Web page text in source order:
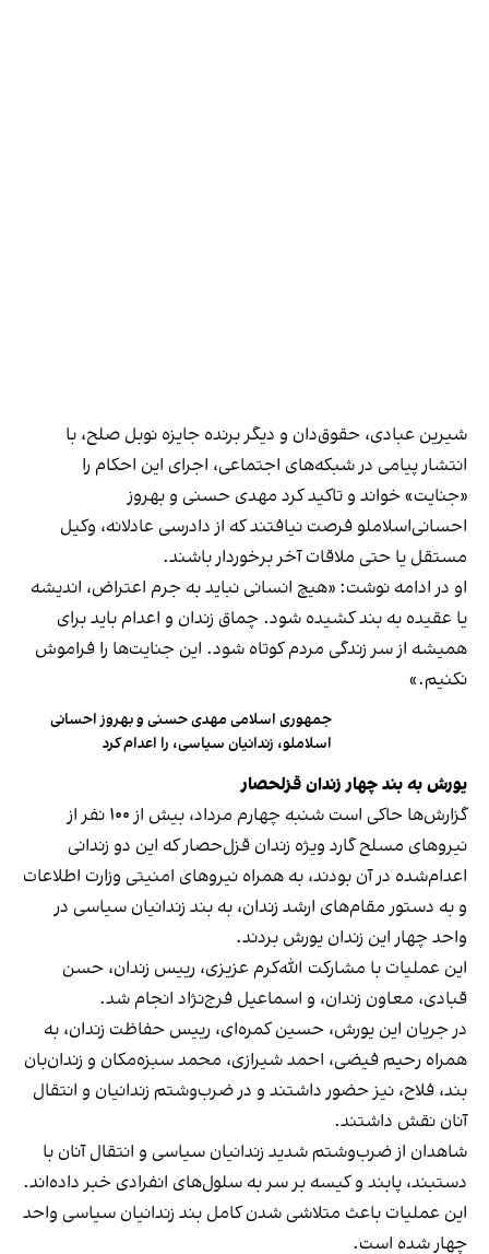
شیرین عبادی، حقوق‌دان و دیگر برنده جایزه نوبل صلح، با
انتشار پیامی در شبکه‌های اجتماعی، اجرای این احکام را
«جنایت» خواند و تاکید کرد مهدی حسنی و بهروز
احسانی‌اسلاملو فرصت نیافتند که از دادرسی عادلانه، وکیل
مستقل یا حتی ملاقات آخر برخوردار باشند.
او در ادامه نوشت: «هیچ انسانی نباید به جرم اعتراض، اندیشه
یا عقیده به بند کشیده شود. چماق زندان و اعدام باید برای
همیشه از سر زندگی مردم کوتاه شود. این جنایت‌ها را فراموش
نکنیم.»
جمهوری اسلامی مهدی حسنی و بهروز احسانی
اسلاملو، زندانیان سیاسی، را اعدام کرد
یورش به بند چهار زندان قزلحصار
گزارش‌ها حاکی است شنبه چهارم مرداد، بیش از ۱۰۰ نفر از
نیروهای مسلح گارد ویژه زندان قزل‌حصار که این دو زندانی
اعدام‌شده در آن بودند، به همراه نیروهای امنیتی وزارت اطلاعات
و به دستور مقام‌های ارشد زندان، به بند زندانیان سیاسی در
واحد چهار این زندان یورش بردند.
این عملیات با مشارکت الله‌کرم عزیزی، رییس زندان، حسن
قبادی، معاون زندان، و اسماعیل فرج‌نژاد انجام شد.
در جریان این یورش، حسین کمره‌ای، رییس حفاظت زندان، به
همراه رحیم فیضی، احمد شیرازی، محمد سبزه‌مکان و زندان‌بان
بند، فلاح، نیز حضور داشتند و در ضرب‌وشتم زندانیان و انتقال
آنان نقش داشتند.
شاهدان از ضرب‌وشتم شدید زندانیان سیاسی و انتقال آنان با
دستبند، پابند و کیسه‌ بر سر به سلول‌های انفرادی خبر داده‌اند.
این عملیات باعث متلاشی شدن کامل بند زندانیان سیاسی واحد
چهار شده است.